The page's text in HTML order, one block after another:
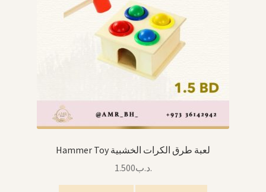
Hammer Toy لعبة طرق الكرات الخشبية
.د.ب1.500